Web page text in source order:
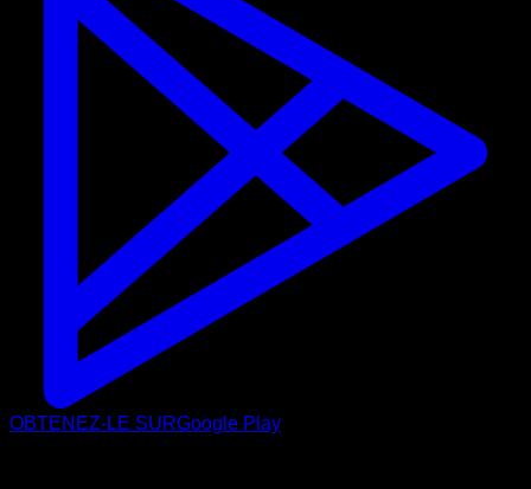
OBTENEZ-LE SURGoogle Play